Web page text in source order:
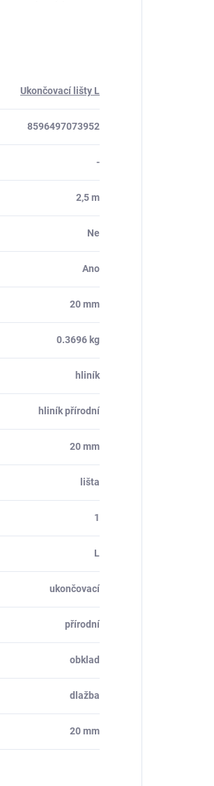
Ukončovací lišty L
8596497073952
-
2,5 m
Ne
Ano
20 mm
0.3696 kg
hliník
hliník přírodní
20 mm
lišta
1
L
ukončovací
přírodní
obklad
dlažba
20 mm